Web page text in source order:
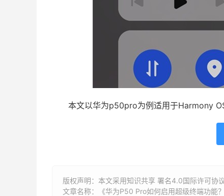
本文以华为p50pro为例适用于Harmony
版权声明：本文采用知识共享 署名4.0国际许可协
文章名称：《华为P50 Pro如何启用超级终端功能？